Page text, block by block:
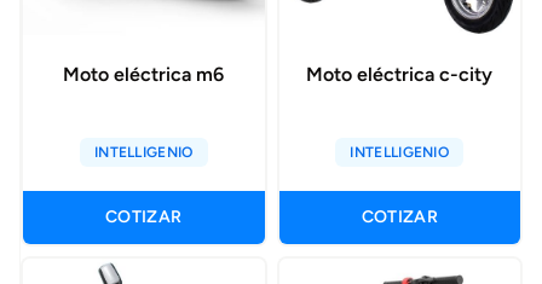
Moto eléctrica m6
INTELLIGENIO
COTIZAR
Moto eléctrica c-city
INTELLIGENIO
COTIZAR